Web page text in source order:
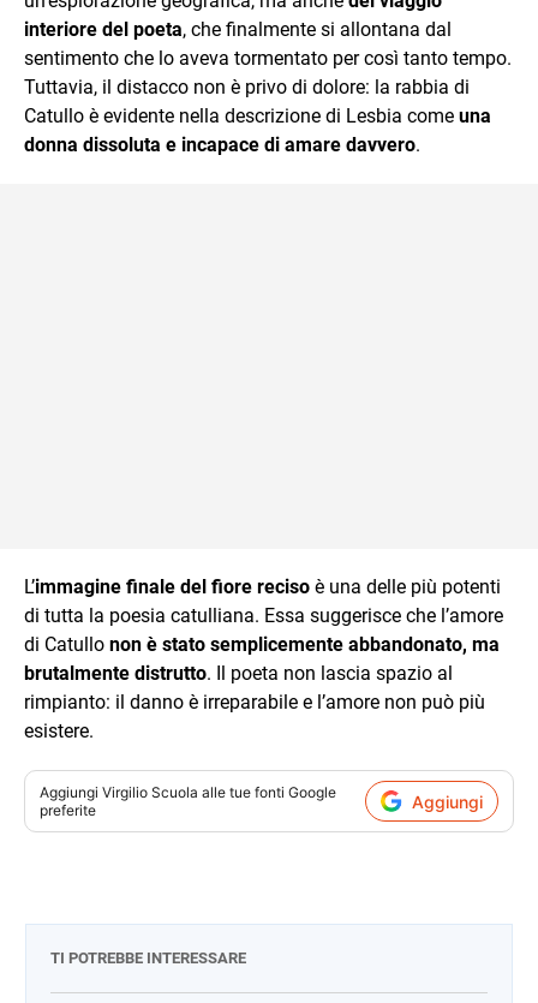
interiore del poeta, che finalmente si allontana dal
sentimento che lo aveva tormentato per così tanto tempo.
Tuttavia, il distacco non è privo di dolore: la rabbia di
Catullo è evidente nella descrizione di Lesbia come una
donna dissoluta e incapace di amare davvero.
L’immagine finale del fiore reciso è una delle più potenti
di tutta la poesia catulliana. Essa suggerisce che l’amore
di Catullo non è stato semplicemente abbandonato, ma
brutalmente distrutto. Il poeta non lascia spazio al
rimpianto: il danno è irreparabile e l’amore non può più
esistere.
Aggiungi Virgilio Scuola alle tue fonti Google
preferite
Aggiungi
TI POTREBBE INTERESSARE